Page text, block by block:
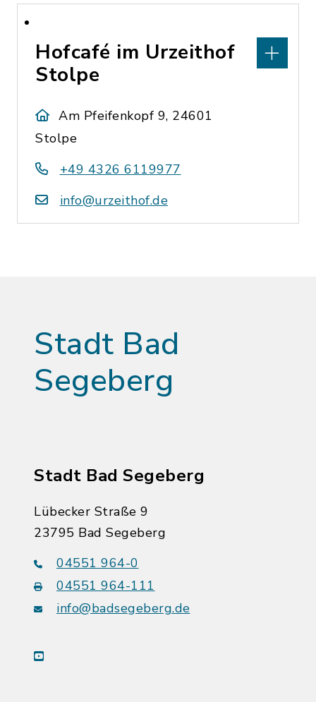
Hofcafé im Urzeithof
Stolpe
Am Pfeifenkopf 9, 24601
Stolpe
+49 4326 6119977
info@urzeithof.de
Stadt Bad
Segeberg
Stadt Bad Segeberg
Lübecker Straße 9
23795 Bad Segeberg
04551 964-0
04551 964-111
info@badsegeberg.de
youtube